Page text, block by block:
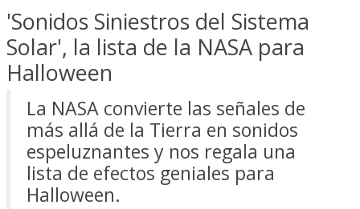
'Sonidos Siniestros del Sistema
Solar', la lista de la NASA para
Halloween
La NASA convierte las señales de
más allá de la Tierra en sonidos
espeluznantes y nos regala una
lista de efectos geniales para
Halloween.